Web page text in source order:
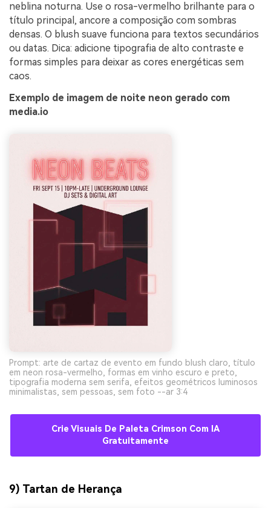
neblina noturna. Use o rosa-vermelho brilhante para o
título principal, ancore a composição com sombras
densas. O blush suave funciona para textos secundários
ou datas. Dica: adicione tipografia de alto contraste e
formas simples para deixar as cores energéticas sem
caos.
Exemplo de imagem de noite neon gerado com
media.io
Prompt: arte de cartaz de evento em fundo blush claro, título
em neon rosa-vermelho, formas em vinho escuro e preto,
tipografia moderna sem serifa, efeitos geométricos luminosos
minimalistas, sem pessoas, sem foto --ar 3:4
Crie Visuais De Paleta Crimson Com IA
Gratuitamente
9) Tartan de Herança